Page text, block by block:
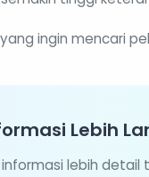
ingin mencari
Lebih
informasi lebih